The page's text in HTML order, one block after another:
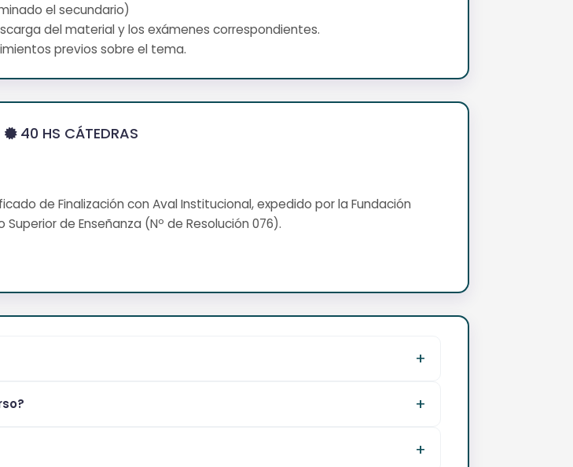
el secundario)
del material y los exámenes correspondientes.
previos sobre el tema.
40 HS CÁTEDRAS
de Finalización con Aval Institucional, expedido por la Fundación
Superior de Enseñanza (Nº de Resolución 076).